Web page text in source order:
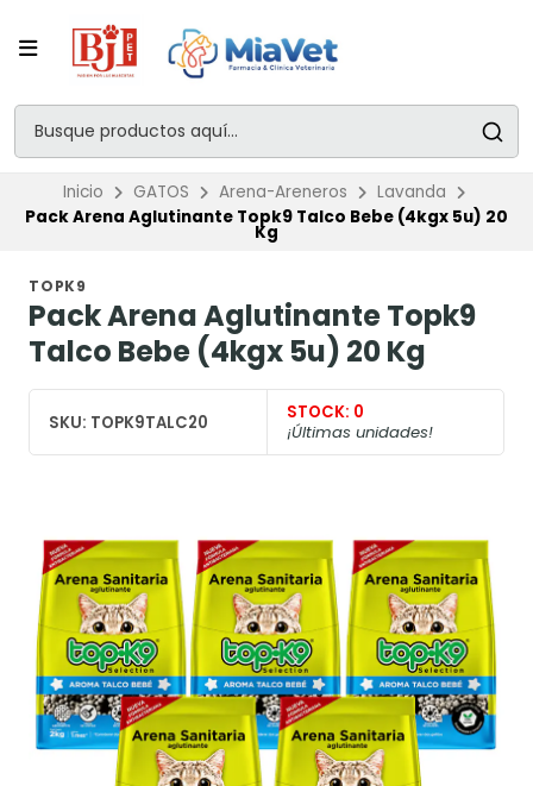
Inicio GATOS Arena-Areneros
Lavanda
Pack Arena Aglutinante Topk9 Talco Bebe (4kgx 5u) 20
Kg
TOPK9
Pack Arena Aglutinante Topk9
Talco Bebe (4kgx 5u) 20 Kg
SKU: TOPK9TALC20 STOCK: 0
¡Últimas unidades!